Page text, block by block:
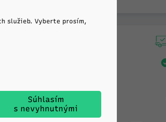
B 72db
služieb. Vyberte prosím,
Súhlasím
s nevyhnutnými